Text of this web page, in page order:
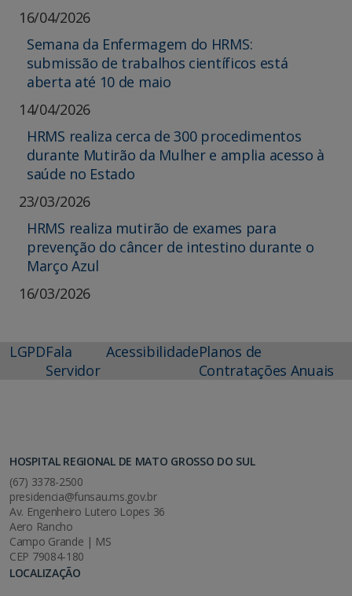
16/04/2026
Semana da Enfermagem do HRMS:
submissão de trabalhos científicos está
aberta até 10 de maio
14/04/2026
HRMS realiza cerca de 300 procedimentos
durante Mutirão da Mulher e amplia acesso à
saúde no Estado
23/03/2026
HRMS realiza mutirão de exames para
prevenção do câncer de intestino durante o
Março Azul
16/03/2026
LGPDFala
Servidor
AcessibilidadePlanos de
Contratações Anuais
HOSPITAL REGIONAL DE MATO GROSSO DO SUL
(67) 3378-2500
presidencia@funsau.ms.gov.br
Av. Engenheiro Lutero Lopes 36
Aero Rancho
Campo Grande | MS
CEP 79084-180
LOCALIZAÇÃO